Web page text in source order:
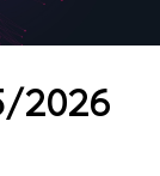
2026